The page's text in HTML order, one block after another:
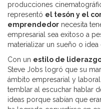
producciones
representó el tesón y el
emprendedor necesita
empresarial sea exitoso a
materializar un sueño o idea
Con un estilo de
Steve Jobs logró que su
ámbito empresarial y
temblar al escuchar hablar
ideas porque sabían que